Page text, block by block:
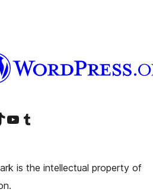
konto
TikTok-konto
Besök vår YouTube-kanalBesök vårt Tumblr-konto
is the intellectual property of